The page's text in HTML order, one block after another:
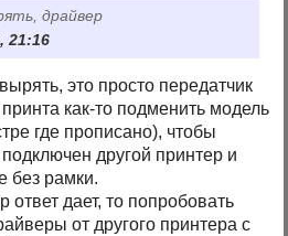
драйвер
21:16
это просто передатчик
как-то подменить модель
где прописано), чтобы
другой принтер и
без рамки.
ответ дает, то попробовать
от другого принтера с